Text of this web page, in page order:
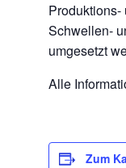
Produktions-
Schwellen-
umgesetzt
Alle
Zum